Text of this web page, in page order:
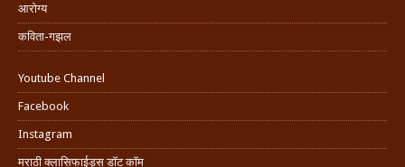
आरोग्य
कविता-गझल
Youtube Channel
Facebook
Instagram
मराठी क्लासिफाईड्स डॉट कॉम